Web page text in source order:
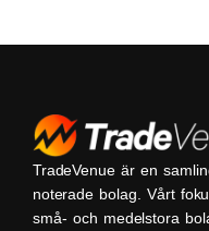
TradeVenue är en
noterade bolag. Vårt
små- och medelstora